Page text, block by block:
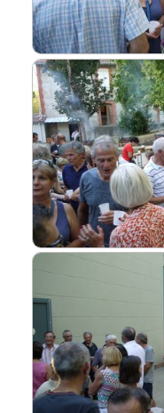
Liens
L'Europe de Michel